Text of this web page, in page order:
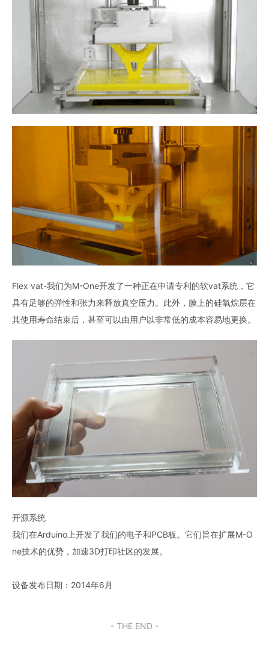
Flex vat-我们为M-One开发了一种正在申请专利的软vat系统，它
具有足够的弹性和张力来释放真空压力。此外，膜上的硅氧烷层在
其使用寿命结束后，甚至可以由用户以非常低的成本容易地更换。
开源系统
我们在Arduino上开发了我们的电子和PCB板。它们旨在扩展M-O
ne技术的优势，加速3D打印社区的发展。
设备发布日期：2014年6月
- THE END -